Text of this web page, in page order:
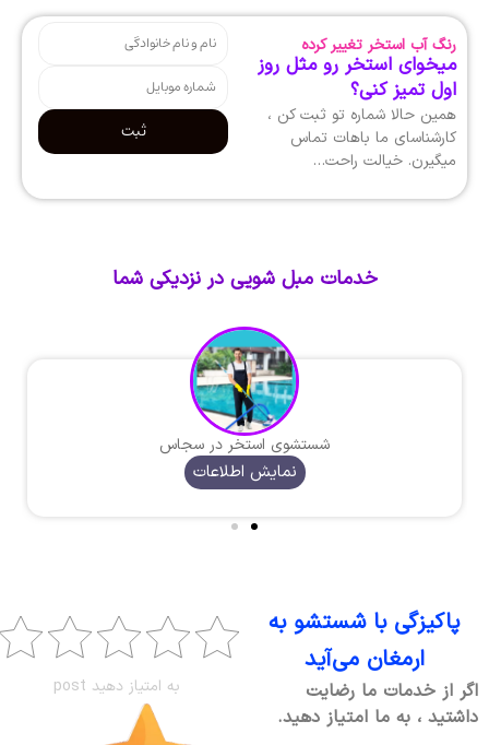
رنگ آب استخر تغییر کرده
میخوای استخر رو مثل روز
اول تمیز کنی؟
همین حالا شماره تو ثبت کن ،
کارشناسای ما باهات تماس
میگیرن. خیالت راحت…
ثبت
خدمات مبل شویی در نزدیکی شما
شستشوی استخر در سجاس
نمایش اطلاعات
پاکیزگی با شستشو به
ارمغان می‌آید
اگر از خدمات ما رضایت
داشتید ، به ما امتیاز دهید.
به امتیاز دهید post